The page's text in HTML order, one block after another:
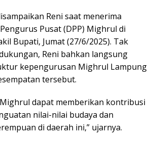
Reni saat menerima
Pusat (DPP) Mighrul di
Bupati, Jumat (27/6/2025). Tak
Reni bahkan langsung
kepengurusan Mighrul Lampung
tersebut.
dapat memberikan kontribusi
nilai-nilai budaya dan
di daerah ini,” ujarnya.